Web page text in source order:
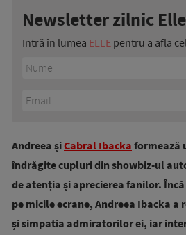
Newsletter zilnic Elle
Intră în lumea ELLE pentru a afla
Andreea șiCabral Ibacka formează
îndrăgite cupluri din showbiz-ul
de atenția și aprecierea fanilor.
pe micile ecrane, Andreea Ibacka
și simpatia admiratorilor ei, iar